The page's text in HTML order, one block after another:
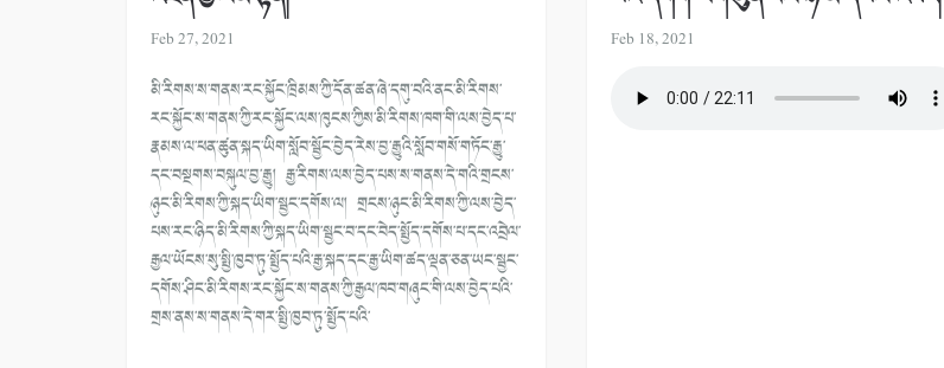
Feb 27, 2021
མི་རིགས་ས་གནས་རང་སྐྱོང་ཁྲིམས་ཀྱི་དོན་ཚན་ཞེ་དགུ་བའི་ནང་མི་རིགས་
རང་སྐྱོང་ས་གནས་ཀྱི་རང་སྐྱོང་ལས་ཁུངས་ཀྱིས་མི་རིགས་ཁག་གི་ལས་བྱེད་པ་
རྣམས་ལ་ཕན་ཚུན་སྐད་ཡིག་སློབ་སྦྱོང་བྱེད་རེས་བྱ་རྒྱུའི་སློབ་གསོ་གཏོང་རྒྱུ་
དང་བསྔགས་བསྐུལ་བྱ་རྒྱུ། རྒྱ་རིགས་ལས་བྱེད་པས་ས་གནས་དེ་གའི་གྲངས་
ཉུང་མི་རིགས་ཀྱི་སྐད་ཡིག་སྦྱང་དགོས་ལ། གྲངས་ཉུང་མི་རིགས་ཀྱི་ལས་བྱེད་
པས་རང་ཉིད་མི་རིགས་ཀྱི་སྐད་ཡིག་སྦྱང་བ་དང་བེད་སྤྱོད་དགོས་པ་དང་འབྲེལ་
རྒྱལ་ཡོངས་སུ་སྤྱི་ཁྱབ་ཏུ་སྤྱོད་པའི་རྒྱ་སྐད་དང་རྒྱ་ཡིག་ཚད་ལྡན་ཅན་ཡང་སྦྱང་
དགོས་ཤིང་མི་རིགས་རང་སྐྱོང་ས་གནས་ཀྱི་རྒྱལ་ཁབ་གཞུང་གི་ལས་བྱེད་པའི་
གྲས་ནས་ས་གནས་དེ་གར་སྤྱི་ཁྱབ་ཏུ་སྤྱོད་པའི་
Feb 18, 2021